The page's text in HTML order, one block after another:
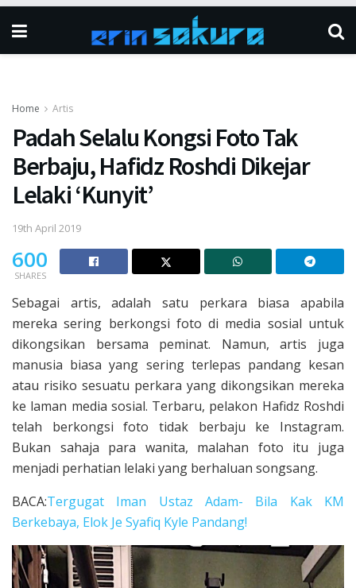
Home Artis
Padah Selalu Kongsi Foto Tak
Berbaju, Hafidz Roshdi Dikejar
Lelaki ‘Kunyit’
19th April 2019
600
SHARES
Sebagai artis, adalah satu perkara biasa apabila
mereka sering berkongsi foto di media sosial untuk
dikongsikan bersama peminat. Namun, artis juga
manusia biasa yang sering terlepas pandang kesan
atau risiko sesuatu perkara yang dikongsikan mereka
ke laman media sosial. Terbaru, pelakon Hafidz Roshdi
telah berkongsi foto tidak berbaju ke Instagram.
Bukan sahaja para wanita, malahan foto itu juga
menjadi perhatian lelaki yang berhaluan songsang.
BACA:Tergugat Iman Ustaz Adam- Bila Kak KM
Berkebaya, Elok Je Syafiq Kyle Pandang!